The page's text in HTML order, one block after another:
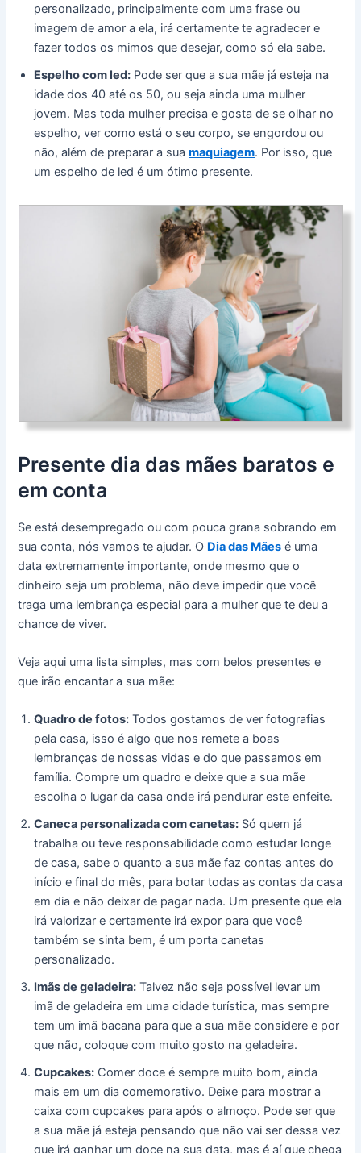
personalizado, principalmente com uma frase ou
imagem de amor a ela, irá certamente te agradecer e
fazer todos os mimos que desejar, como só ela sabe.
Espelho com led: Pode ser que a sua mãe já esteja na
idade dos 40 até os 50, ou seja ainda uma mulher
jovem. Mas toda mulher precisa e gosta de se olhar no
espelho, ver como está o seu corpo, se engordou ou
não, além de preparar a suamaquiagem. Por isso, que
um espelho de led é um ótimo presente.
Presente dia das mães baratos e
em conta
Se está desempregado ou com pouca grana sobrando em
sua conta, nós vamos te ajudar. O Dia das Mães é uma
data extremamente importante, onde mesmo que o
dinheiro seja um problema, não deve impedir que você
traga uma lembrança especial para a mulher que te deu a
chance de viver.
Veja aqui uma lista simples, mas com belos presentes e
que irão encantar a sua mãe:
Quadro de fotos: Todos gostamos de ver fotografias
pela casa, isso é algo que nos remete a boas
lembranças de nossas vidas e do que passamos em
família. Compre um quadro e deixe que a sua mãe
escolha o lugar da casa onde irá pendurar este enfeite.
Caneca personalizada com canetas: Só quem já
trabalha ou teve responsabilidade como estudar longe
de casa, sabe o quanto a sua mãe faz contas antes do
início e final do mês, para botar todas as contas da casa
em dia e não deixar de pagar nada. Um presente que ela
irá valorizar e certamente irá expor para que você
também se sinta bem, é um porta canetas
personalizado.
Imãs de geladeira: Talvez não seja possível levar um
imã de geladeira em uma cidade turística, mas sempre
tem um imã bacana para que a sua mãe considere e por
que não, coloque com muito gosto na geladeira.
Cupcakes: Comer doce é sempre muito bom, ainda
mais em um dia comemorativo. Deixe para mostrar a
caixa com cupcakes para após o almoço. Pode ser que
a sua mãe já esteja pensando que não vai ser dessa vez